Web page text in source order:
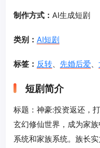
制作方式： AI生成短剧
类别： AI短剧
标签： 反转、 先婚后爱、
短剧简介
标题：神豪:投资返还，
玄幻修仙世界，成为家
系统和家族系统。族长